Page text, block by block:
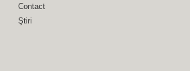
Contact
Ştiri